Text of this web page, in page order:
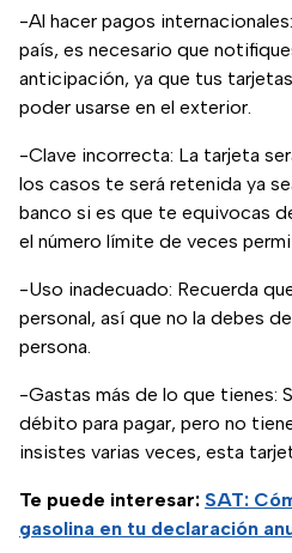
-Al hacer pagos
país, es necesario que
anticipación, ya que tus
poder usarse en el exterior.
-Clave incorrecta: La tarjeta
los casos te será retenida ya
banco si es que te equivocas
el número límite de veces
-Uso inadecuado: Recuerda
personal, así que no la debes
persona.
-Gastas más de lo que tienes:
débito para pagar, pero no
insistes varias veces, esta
Te puede interesar: SAT:
gasolina en tu declaración